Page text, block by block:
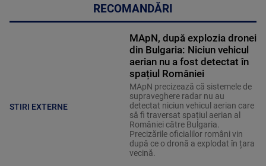
RECOMANDĂRI
STIRI EXTERNE
MApN, după explozia dronei
din Bulgaria: Niciun vehicul
aerian nu a fost detectat în
spațiul României
MApN precizează că sistemele de
supraveghere radar nu au
detectat niciun vehicul aerian care
să fi traversat spațiul aerian al
României către Bulgaria.
Precizările oficialilor români vin
după ce o dronă a explodat în țara
vecină.